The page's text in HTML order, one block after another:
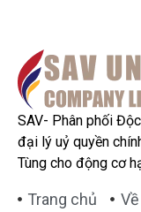
SAV- Phân phối
đại lý uỷ quyền
Tùng cho động cơ
Trang chủ